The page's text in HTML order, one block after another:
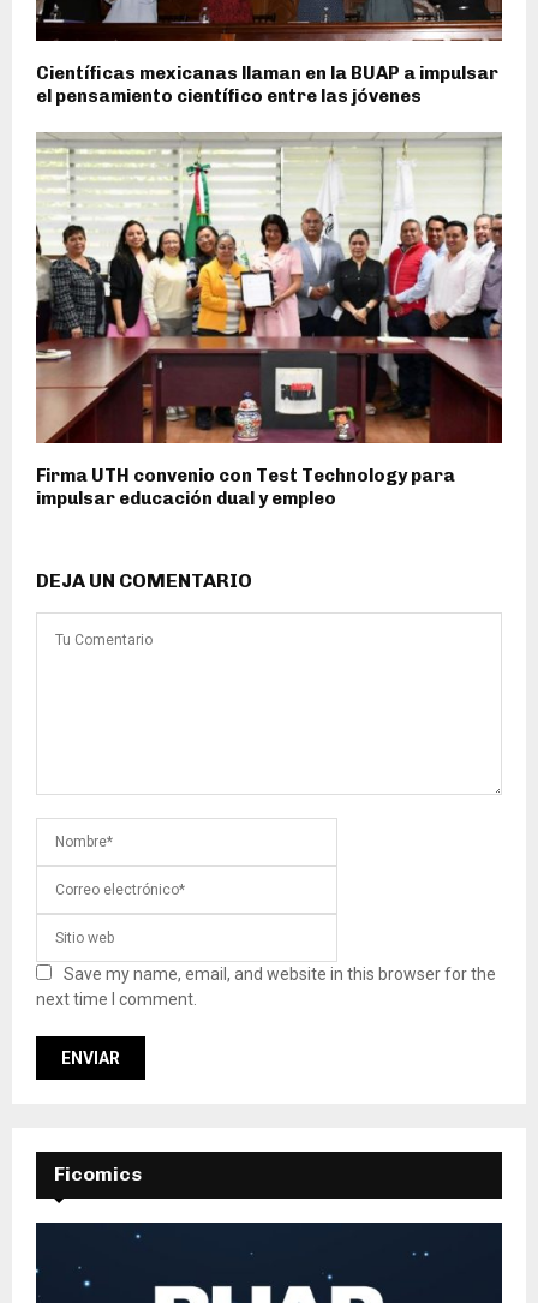
Científicas mexicanas llaman en la BUAP a impulsar
el pensamiento científico entre las jóvenes
Firma UTH convenio con Test Technology para
impulsar educación dual y empleo
DEJA UN COMENTARIO
Save my name, email, and website in this browser for the
next time I comment.
Ficomics